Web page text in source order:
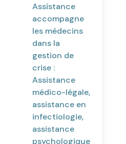
Assistance
accompagne
les médecins
dans la
gestion de
crise :
Assistance
médico-légale,
assistance en
infectiologie,
assistance
psychologique